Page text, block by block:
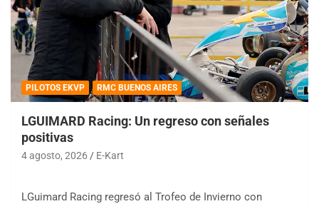
PILOTOS EKVP RMC BUENOS AIRES
LGUIMARD Racing: Un regreso con señales
positivas
4 agosto, 2026 E-Kart
LGuimard Racing regresó al Trofeo de Invierno con